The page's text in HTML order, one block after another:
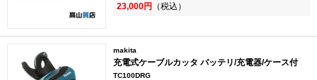
23,000円 （税込）
makita
充電式ケーブルカッタ バッテリ/充電器/ケース付
TC100DRG